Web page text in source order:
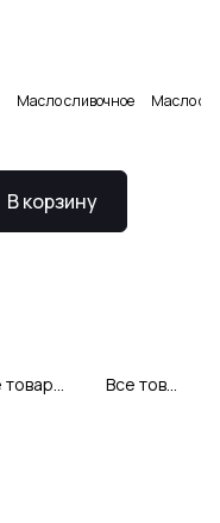
Масло сливочное Масло
В корзину
Все товары Брест-Литовск Все товары категории